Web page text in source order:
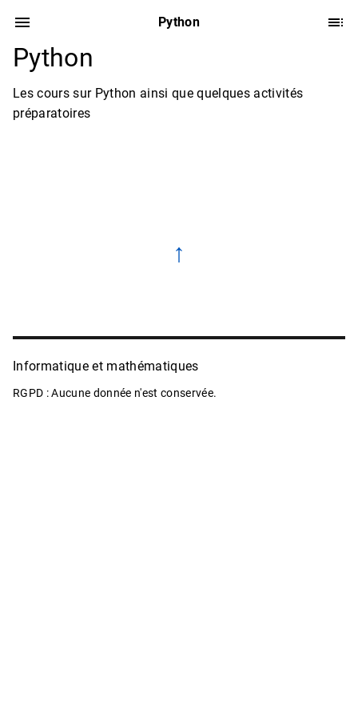
Python
Python
Les cours sur Python ainsi que quelques activités
préparatoires
↑
Informatique et mathématiques
RGPD : Aucune donnée n'est conservée.